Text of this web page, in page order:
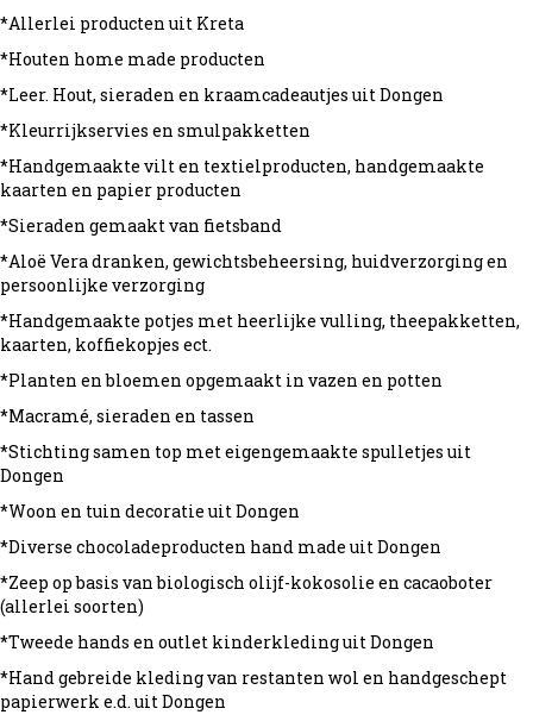
*Allerlei producten uit Kreta
*Houten home made producten
*Leer. Hout, sieraden en kraamcadeautjes uit Dongen
*Kleurrijkservies en smulpakketten
*Handgemaakte vilt en textielproducten, handgemaakte
kaarten en papier producten
*Sieraden gemaakt van fietsband
*Aloë Vera dranken, gewichtsbeheersing, huidverzorging en
persoonlijke verzorging
*Handgemaakte potjes met heerlijke vulling, theepakketten,
kaarten, koffiekopjes ect.
*Planten en bloemen opgemaakt in vazen en potten
*Macramé, sieraden en tassen
*Stichting samen top met eigengemaakte spulletjes uit
Dongen
*Woon en tuin decoratie uit Dongen
*Diverse chocoladeproducten hand made uit Dongen
*Zeep op basis van biologisch olijf-kokosolie en cacaoboter
(allerlei soorten)
*Tweede hands en outlet kinderkleding uit Dongen
*Hand gebreide kleding van restanten wol en handgeschept
papierwerk e.d. uit Dongen